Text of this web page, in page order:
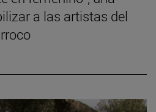
a las artistas del